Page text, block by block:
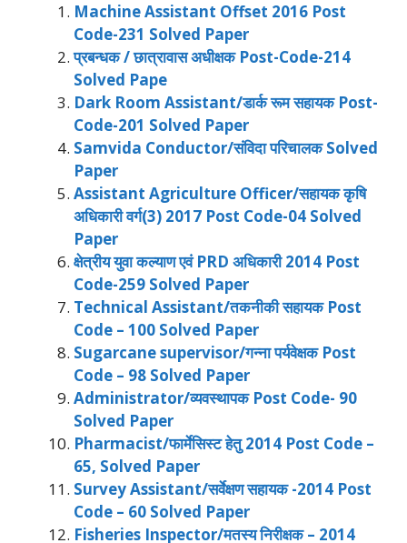
Machine Assistant Offset 2016 Post
Code-231 Solved Paper
प्रबन्धक / छात्रावास अधीक्षक Post-Code-214
Solved Pape
Dark Room Assistant/डार्क रूम सहायक Post-
Code-201 Solved Paper
Samvida Conductor/संविदा परिचालक Solved
Paper
Assistant Agriculture Officer/सहायक कृषि
अधिकारी वर्ग(3) 2017 Post Code-04 Solved
Paper
क्षेत्रीय युवा कल्याण एवं PRD अधिकारी 2014 Post
Code-259 Solved Paper
Technical Assistant/तकनीकी सहायक Post
Code – 100 Solved Paper
Sugarcane supervisor/गन्ना पर्यवेक्षक Post
Code – 98 Solved Paper
Administrator/व्यवस्थापक Post Code- 90
Solved Paper
Pharmacist/फार्मेसिस्ट हेतु 2014 Post Code –
65, Solved Paper
Survey Assistant/सर्वेक्षण सहायक -2014 Post
Code – 60 Solved Paper
Fisheries Inspector/मतस्य निरीक्षक – 2014